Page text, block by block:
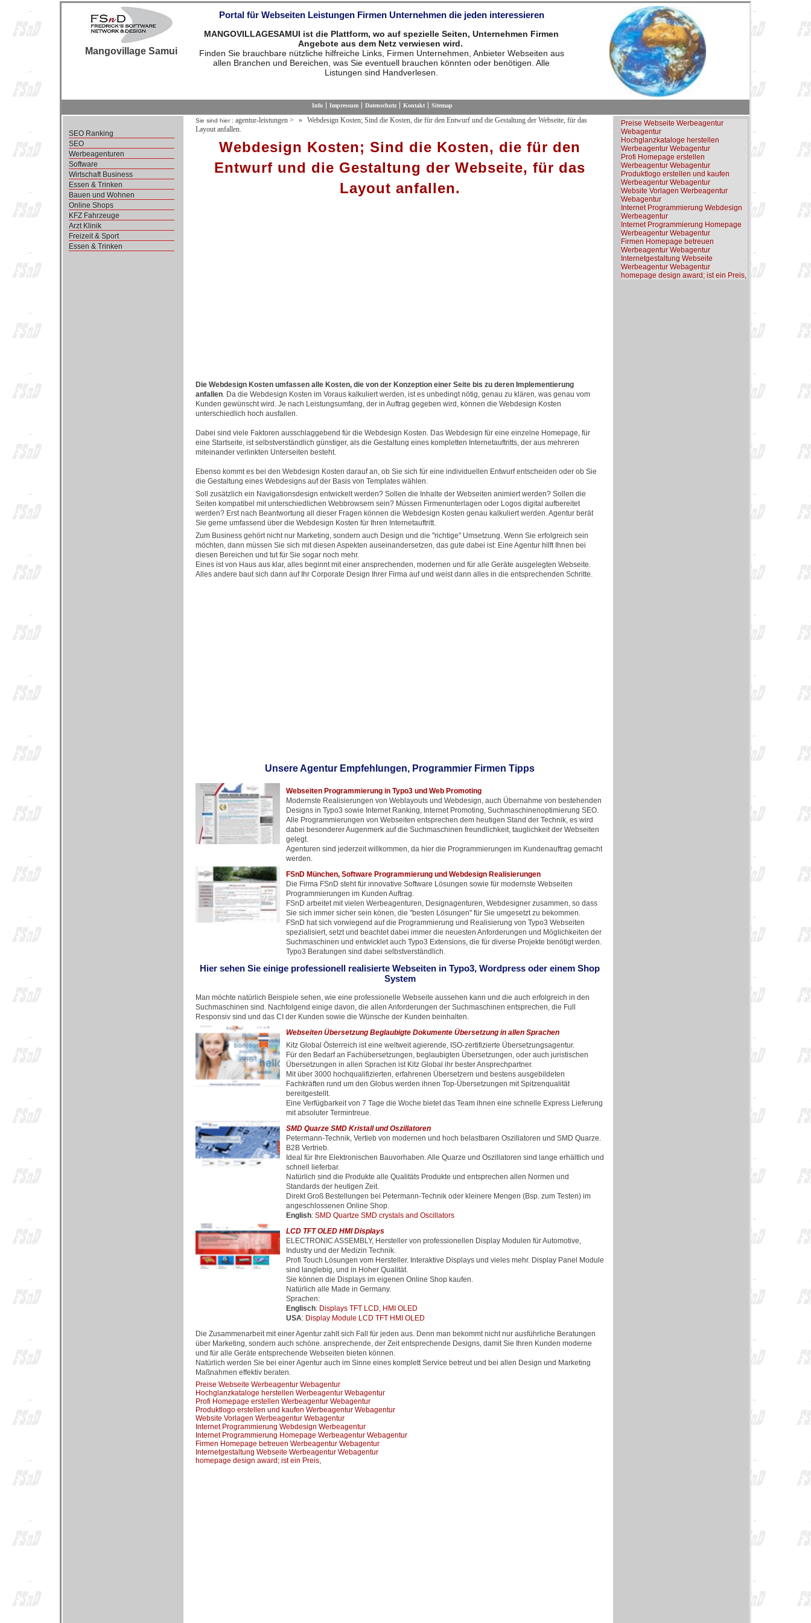
Mangovillage Samui
Portal für Webseiten Leistungen Firmen Unternehmen die jeden interessieren
MANGOVILLAGESAMUI ist die Plattform, wo auf spezielle Seiten, Unternehmen Firmen
Angebote aus dem Netz verwiesen wird.
Finden Sie brauchbare nützliche hilfreiche Links, Firmen Unternehmen, Anbieter Webseiten aus
allen Branchen und Bereichen, was Sie eventuell brauchen könnten oder benötigen. Alle
Listungen sind Handverlesen.
Info Impressum Datenschutz Kontakt Sitemap
SEO Ranking
SEO
Werbeagenturen
Software
Wirtschaft Business
Essen & Trinken
Bauen und Wohnen
Online Shops
KFZ Fahrzeuge
Arzt Klinik
Freizeit & Sport
Essen & Trinken
Sie sind hier : agentur-leistungen >
Webdesign Kosten; Sind die Kosten, die für den Entwurf und die Gestaltung der Webseite, für das
Layout anfallen.
Webdesign Kosten; Sind die Kosten, die für den
Entwurf und die Gestaltung der Webseite, für das
Layout anfallen.
Die Webdesign Kosten umfassen alle Kosten, die von der Konzeption einer Seite bis zu deren Implementierung
anfallen. Da die Webdesign Kosten im Voraus kalkuliert werden, ist es unbedingt nötig, genau zu klären, was genau vom
Kunden gewünscht wird. Je nach Leistungsumfang, der in Auftrag gegeben wird, können die Webdesign Kosten
unterschiedlich hoch ausfallen.
Dabei sind viele Faktoren ausschlaggebend für die Webdesign Kosten. Das Webdesign für eine einzelne Homepage, für
eine Startseite, ist selbstverständlich günstiger, als die Gestaltung eines kompletten Internetauftritts, der aus mehreren
miteinander verlinkten Unterseiten besteht.
Ebenso kommt es bei den Webdesign Kosten darauf an, ob Sie sich für eine individuellen Entwurf entscheiden oder ob Sie
die Gestaltung eines Webdesigns auf der Basis von Templates wählen.
Soll zusätzlich ein Navigationsdesign entwickelt werden? Sollen die Inhalte der Webseiten animiert werden? Sollen die
Seiten kompatibel mit unterschiedlichen Webbrowsern sein? Müssen Firmenunterlagen oder Logos digital aufbereitet
werden? Erst nach Beantwortung all dieser Fragen können die Webdesign Kosten genau kalkuliert werden. Agentur berät
Sie gerne umfassend über die Webdesign Kosten für Ihren Internetauftritt.
Zum Business gehört nicht nur Marketing, sondern auch Design und die "richtige" Umsetzung. Wenn Sie erfolgreich sein
möchten, dann müssen Sie sich mit diesen Aspekten auseinandersetzen, das gute dabei ist: Eine Agentur hilft Ihnen bei
diesen Bereichen und tut für Sie sogar noch mehr.
Eines ist von Haus aus klar, alles beginnt mit einer ansprechenden, modernen und für alle Geräte ausgelegten Webseite.
Alles andere baut sich dann auf Ihr Corporate Design Ihrer Firma auf und weist dann alles in die entsprechenden Schritte.
Unsere Agentur Empfehlungen, Programmier Firmen Tipps
Webseiten Programmierung in Typo3 und Web Promoting
Modernste Realisierungen von Weblayouts und Webdesign, auch Übernahme von bestehenden
Designs in Typo3 sowie Internet Ranking, Internet Promoting, Suchmaschinenoptimierung SEO.
Alle Programmierungen von Webseiten entsprechen dem heutigen Stand der Technik, es wird
dabei besonderer Augenmerk auf die Suchmaschinen freundlichkeit, tauglichkeit der Webseiten
gelegt.
Agenturen sind jederzeit willkommen, da hier die Programmierungen im Kundenauftrag gemacht
werden.
FSnD München, Software Programmierung und Webdesign Realisierungen
Die Firma FSnD steht für innovative Software Lösungen sowie für modernste Webseiten
Programmierungen im Kunden Auftrag.
FSnD arbeitet mit vielen Werbeagenturen, Designagenturen, Webdesigner zusammen, so dass
Sie sich immer sicher sein könen, die "besten Lösungen" für Sie umgesetzt zu bekommen.
FSnD hat sich vorwiegend auf die Programmierung und Realisierung von Typo3 Webseiten
spezialisiert, setzt und beachtet dabei immer die neuesten Anforderungen und Möglichkeiten der
Suchmaschinen und entwicklet auch Typo3 Extensions, die für diverse Projekte benötigt werden.
Typo3 Beratungen sind dabei selbstverständlich.
Hier sehen Sie einige professionell realisierte Webseiten in Typo3, Wordpress oder einem Shop
System
Man möchte natürlich Beispiele sehen, wie eine professionelle Webseite aussehen kann und die auch erfolgreich in den
Suchmaschinen sind. Nachfolgend einige davon, die allen Anforderungen der Suchmaschinen entsprechen, die Full
Responsiv sind und das CI der Kunden sowie die Wünsche der Kunden beinhalten.
Webseiten Übersetzung Beglaubigte Dokumente Übersetzung in allen Sprachen
Kitz Global Österreich ist eine weltweit agierende, ISO-zertifizierte Übersetzungsagentur.
Für den Bedarf an Fachübersetzungen, beglaubigten Übersetzungen, oder auch juristischen
Übersetzungen in allen Sprachen ist Kitz Global ihr bester Ansprechpartner.
Mit über 3000 hochqualifizierten, erfahrenen Übersetzern und bestens ausgebildeten
Fachkräften rund um den Globus werden ihnen Top-Übersetzungen mit Spitzenqualität
bereitgestellt.
Eine Verfügbarkeit von 7 Tage die Woche bietet das Team ihnen eine schnelle Express Lieferung
mit absoluter Termintreue.
SMD Quarze SMD Kristall und Oszillatoren
Petermann-Technik, Vertieb von modernen und hoch belastbaren Oszillatoren und SMD Quarze.
B2B Vertrieb.
Ideal für Ihre Elektronischen Bauvorhaben. Alle Quarze und Oszillatoren sind lange erhältlich und
schnell lieferbar.
Natürlich sind die Produkte alle Qualitäts Produkte und entsprechen allen Normen und
Standards der heutigen Zeit.
Direkt Groß Bestellungen bei Petermann-Technik oder kleinere Mengen (Bsp. zum Testen) im
angeschlossenen Online Shop.
English: SMD Quartze SMD crystals and Oscillators
LCD TFT OLED HMI Displays
ELECTRONIC ASSEMBLY, Hersteller von professionellen Display Modulen für Automotive,
Industry und der Medizin Technik.
Profi Touch Lösungen vom Hersteller. Interaktive Displays und vieles mehr. Display Panel Module
sind langlebig, und in Hoher Qualität.
Sie können die Displays im eigenen Online Shop kaufen.
Natürlich alle Made in Germany.
Sprachen:
Englisch: Displays TFT LCD, HMI OLED
USA: Display Module LCD TFT HMI OLED
Die Zusammenarbeit mit einer Agentur zahlt sich Fall für jeden aus. Denn man bekommt nicht nur ausführliche Beratungen
über Marketing, sondern auch schöne. ansprechende, der Zeit entsprechende Designs, damit Sie Ihren Kunden moderne
und für alle Geräte entsprechende Webseiten bieten können.
Natürlich werden Sie bei einer Agentur auch im Sinne eines komplett Service betreut und bei allen Design und Marketing
Maßnahmen effektiv beraten.
Preise Webseite Werbeagentur Webagentur
Hochglanzkataloge herstellen Werbeagentur Webagentur
Profi Homepage erstellen Werbeagentur Webagentur
Produktlogo erstellen und kaufen Werbeagentur Webagentur
Website Vorlagen Werbeagentur Webagentur
Internet Programmierung Webdesign Werbeagentur
Internet Programmierung Homepage Werbeagentur Webagentur
Firmen Homepage betreuen Werbeagentur Webagentur
Internetgestaltung Webseite Werbeagentur Webagentur
homepage design award; ist ein Preis,
Preise Webseite Werbeagentur
Webagentur
Hochglanzkataloge herstellen
Werbeagentur Webagentur
Profi Homepage erstellen
Werbeagentur Webagentur
Produktlogo erstellen und kaufen
Werbeagentur Webagentur
Website Vorlagen Werbeagentur
Webagentur
Internet Programmierung Webdesign
Werbeagentur
Internet Programmierung Homepage
Werbeagentur Webagentur
Firmen Homepage betreuen
Werbeagentur Webagentur
Internetgestaltung Webseite
Werbeagentur Webagentur
homepage design award; ist ein Preis,